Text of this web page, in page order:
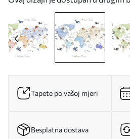
Tapete po vašoj mjeri
Besplatna dostava